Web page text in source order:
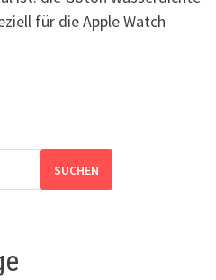
für die Apple Watch
SUCHEN